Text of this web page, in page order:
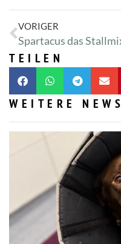
VORIGER
TEILEN
WEITERE NEWS